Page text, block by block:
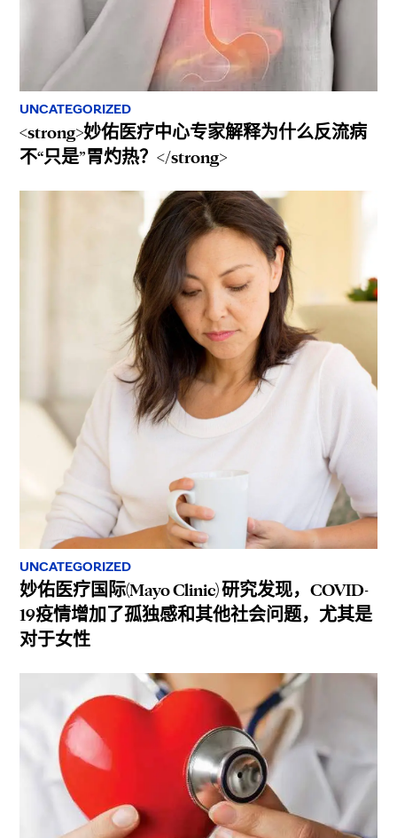
UNCATEGORIZED
<strong>妙佑医疗中心专家解释为什么反流病
不“只是”胃灼热？</strong>
UNCATEGORIZED
妙佑医疗国际(Mayo Clinic) 研究发现，COVID-
19疫情增加了孤独感和其他社会问题，尤其是
对于女性